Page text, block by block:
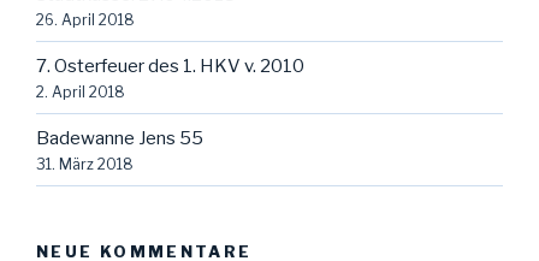
26. April 2018
7. Osterfeuer des 1. HKV v. 2010
2. April 2018
Badewanne Jens 55
31. März 2018
NEUE KOMMENTARE